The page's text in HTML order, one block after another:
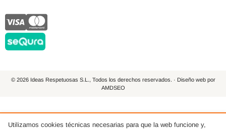
© 2026 Ideas Respetuosas S.L., Todos los derechos reservados. · Diseño web por
AMDSEO
Utilizamos cookies técnicas necesarias para que la web funcione y,